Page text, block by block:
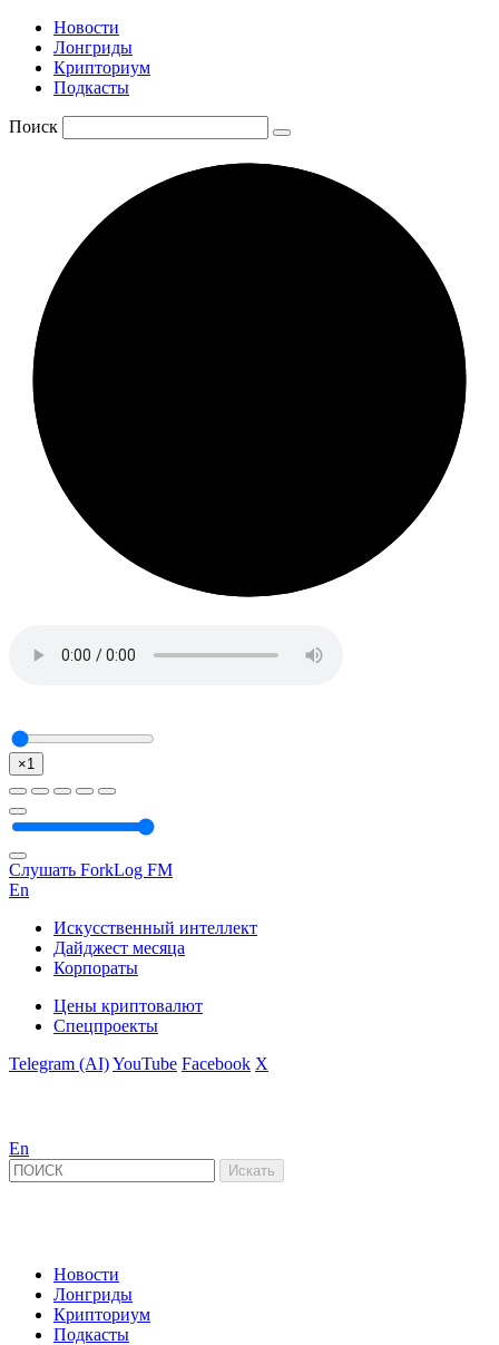
Новости
Лонгриды
Крипториум
Подкасты
Поиск
×1
Слушать ForkLog FM
En
Искусственный интеллект
Дайджест месяца
Корпораты
Цены криптовалют
Спецпроекты
Telegram (AI)YouTube Facebook X
En
Новости
Лонгриды
Крипториум
Подкасты